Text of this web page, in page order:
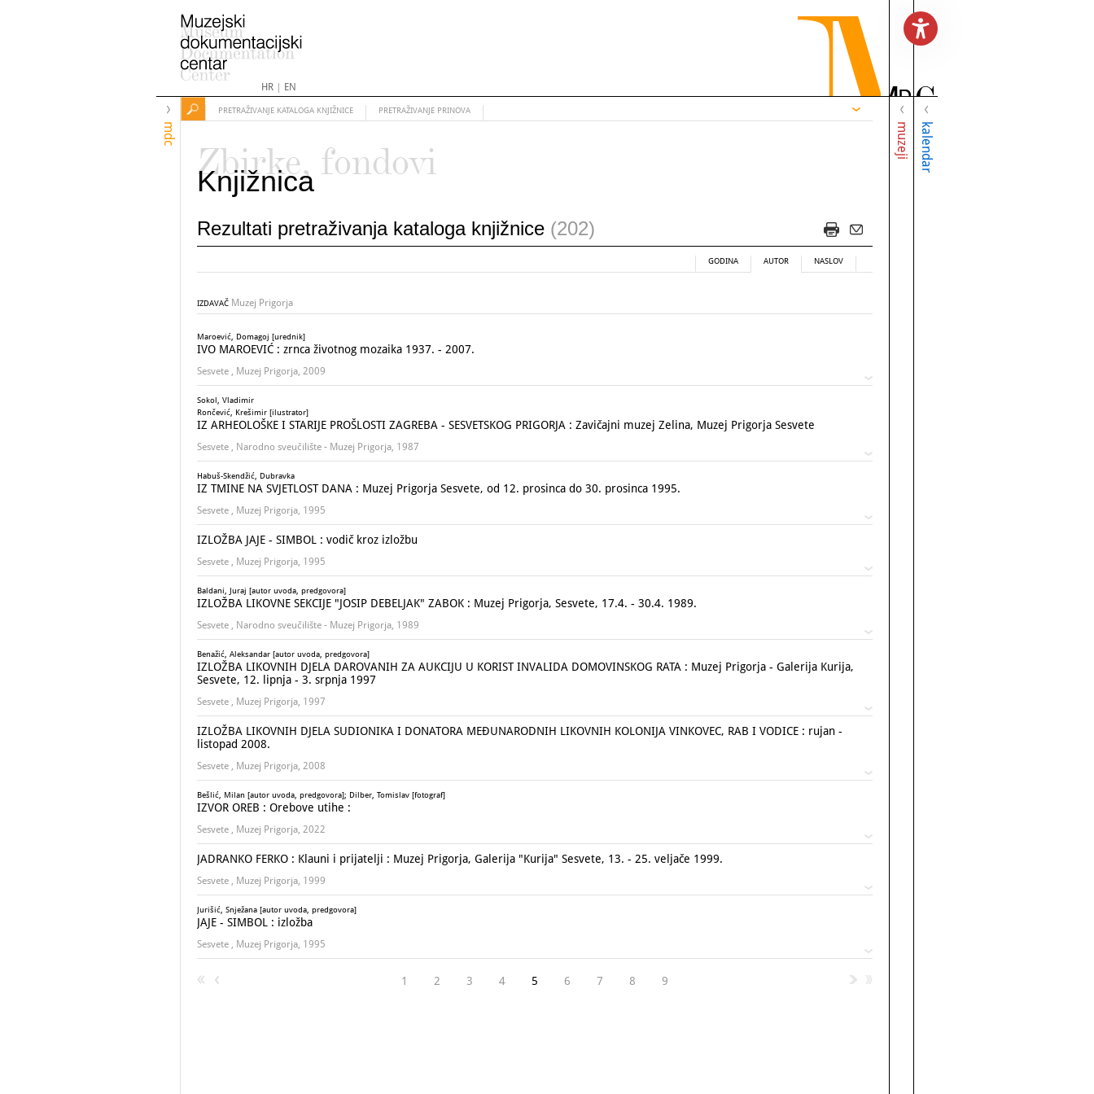
HR| EN
mdc muzeji kalendar
PRETRAŽIVANJE KATALOGA KNJIŽNICE PRETRAŽIVANJE PRINOVA
Zbirke, fondovi
Knjižnica
Rezultati pretraživanja kataloga knjižnice (202)
GODINA AUTOR NASLOV
IZDAVAČ Muzej Prigorja
Maroević, Domagoj [urednik]
IVO MAROEVIĆ : zrnca životnog mozaika 1937. - 2007.
Sesvete , Muzej Prigorja, 2009
Sokol, Vladimir
Rončević, Krešimir [ilustrator]
IZ ARHEOLOŠKE I STARIJE PROŠLOSTI ZAGREBA - SESVETSKOG PRIGORJA : Zavičajni muzej Zelina, Muzej Prigorja Sesvete
Sesvete , Narodno sveučilište - Muzej Prigorja, 1987
Habuš-Skendžić, Dubravka
IZ TMINE NA SVJETLOST DANA : Muzej Prigorja Sesvete, od 12. prosinca do 30. prosinca 1995.
Sesvete , Muzej Prigorja, 1995
IZLOŽBA JAJE - SIMBOL : vodič kroz izložbu
Sesvete , Muzej Prigorja, 1995
Baldani, Juraj [autor uvoda, predgovora]
IZLOŽBA LIKOVNE SEKCIJE "JOSIP DEBELJAK" ZABOK : Muzej Prigorja, Sesvete, 17.4. - 30.4. 1989.
Sesvete , Narodno sveučilište - Muzej Prigorja, 1989
Benažić, Aleksandar [autor uvoda, predgovora]
IZLOŽBA LIKOVNIH DJELA DAROVANIH ZA AUKCIJU U KORIST INVALIDA DOMOVINSKOG RATA : Muzej Prigorja - Galerija Kurija,
Sesvete, 12. lipnja - 3. srpnja 1997
Sesvete , Muzej Prigorja, 1997
IZLOŽBA LIKOVNIH DJELA SUDIONIKA I DONATORA MEĐUNARODNIH LIKOVNIH KOLONIJA VINKOVEC, RAB I VODICE : rujan -
listopad 2008.
Sesvete , Muzej Prigorja, 2008
Bešlić, Milan [autor uvoda, predgovora]; Dilber, Tomislav [fotograf]
IZVOR OREB : Orebove utihe :
Sesvete , Muzej Prigorja, 2022
JADRANKO FERKO : Klauni i prijatelji : Muzej Prigorja, Galerija "Kurija" Sesvete, 13. - 25. veljače 1999.
Sesvete , Muzej Prigorja, 1999
Jurišić, Snježana [autor uvoda, predgovora]
JAJE - SIMBOL : izložba
Sesvete , Muzej Prigorja, 1995
1 2 3 4 5 6 7 8 9